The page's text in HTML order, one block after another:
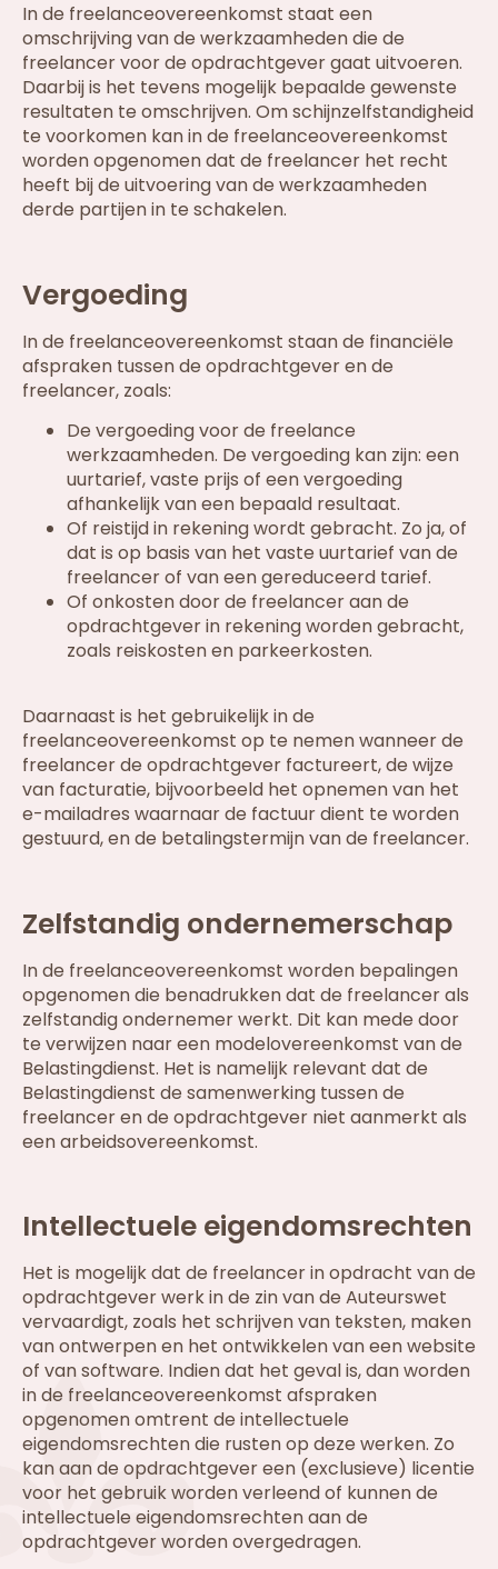
In de freelanceovereenkomst staat een
omschrijving van de werkzaamheden die de
freelancer voor de opdrachtgever gaat uitvoeren.
Daarbij is het tevens mogelijk bepaalde gewenste
resultaten te omschrijven. Om schijnzelfstandigheid
te voorkomen kan in de freelanceovereenkomst
worden opgenomen dat de freelancer het recht
heeft bij de uitvoering van de werkzaamheden
derde partijen in te schakelen.
Vergoeding
In de freelanceovereenkomst staan de financiële
afspraken tussen de opdrachtgever en de
freelancer, zoals:
De vergoeding voor de freelance
werkzaamheden. De vergoeding kan zijn: een
uurtarief, vaste prijs of een vergoeding
afhankelijk van een bepaald resultaat.
Of reistijd in rekening wordt gebracht. Zo ja, of
dat is op basis van het vaste uurtarief van de
freelancer of van een gereduceerd tarief.
Of onkosten door de freelancer aan de
opdrachtgever in rekening worden gebracht,
zoals reiskosten en parkeerkosten.
Daarnaast is het gebruikelijk in de
freelanceovereenkomst op te nemen wanneer de
freelancer de opdrachtgever factureert, de wijze
van facturatie, bijvoorbeeld het opnemen van het
e-mailadres waarnaar de factuur dient te worden
gestuurd, en de betalingstermijn van de freelancer.
Zelfstandig ondernemerschap
In de freelanceovereenkomst worden bepalingen
opgenomen die benadrukken dat de freelancer als
zelfstandig ondernemer werkt. Dit kan mede door
te verwijzen naar een modelovereenkomst van de
Belastingdienst. Het is namelijk relevant dat de
Belastingdienst de samenwerking tussen de
freelancer en de opdrachtgever niet aanmerkt als
een arbeidsovereenkomst.
Intellectuele eigendomsrechten
Het is mogelijk dat de freelancer in opdracht van de
opdrachtgever werk in de zin van de Auteurswet
vervaardigt, zoals het schrijven van teksten, maken
van ontwerpen en het ontwikkelen van een website
of van software. Indien dat het geval is, dan worden
in de freelanceovereenkomst afspraken
opgenomen omtrent de intellectuele
eigendomsrechten die rusten op deze werken. Zo
kan aan de opdrachtgever een (exclusieve) licentie
voor het gebruik worden verleend of kunnen de
intellectuele eigendomsrechten aan de
opdrachtgever worden overgedragen.